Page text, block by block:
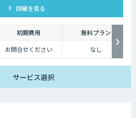
詳細を見る
初期費用
無料プラン
お問合せください なし
サービス選択